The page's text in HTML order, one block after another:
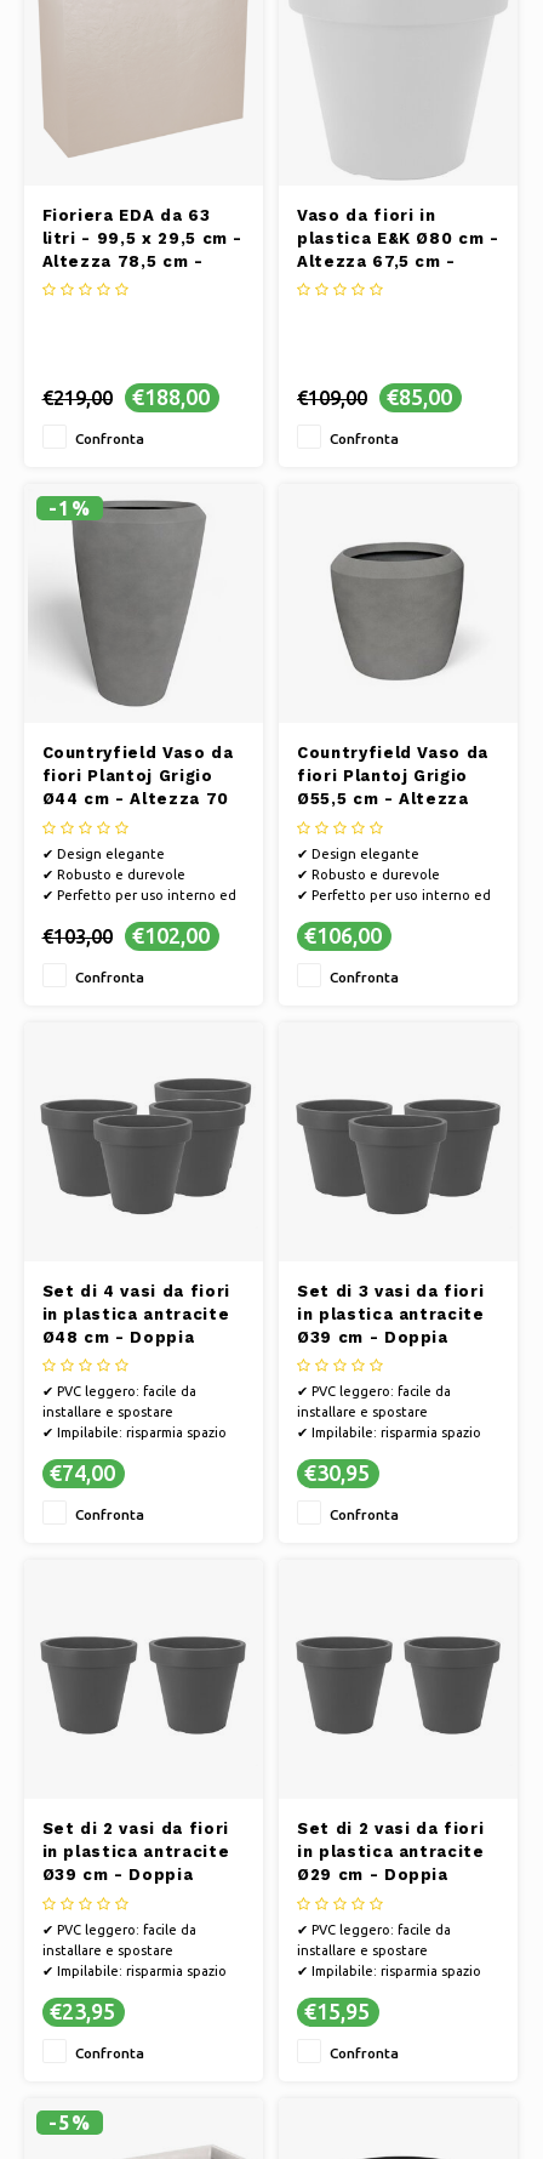
Fioriera EDA da 63
litri - 99,5 x 29,5 cm -
Altezza 78,5 cm -
Beige
€219,00 €188,00
Confronta
Vaso da fiori in
plastica E&K Ø80 cm -
Altezza 67,5 cm -
Bianco crema
€109,00 €85,00
Confronta
-1%
Countryfield Vaso da
fiori Plantoj Grigio
Ø44 cm - Altezza 70
cm
✔ Design elegante
✔ Robusto e durevole
✔ Perfetto per uso interno ed
€103,00 €102,00
Confronta
Countryfield Vaso da
fiori Plantoj Grigio
Ø55,5 cm - Altezza
48,5 cm
✔ Design elegante
✔ Robusto e durevole
✔ Perfetto per uso interno ed
€106,00
Confronta
Set di 4 vasi da fiori
in plastica antracite
Ø48 cm - Doppia
parete - Altezza 43
cm
✔ PVC leggero: facile da
installare e spostare
✔ Impilabile: risparmia spazio
altri spazi di stoccaggio
maggiore resistenza
€74,00
Confronta
Set di 3 vasi da fiori
in plastica antracite
Ø39 cm - Doppia
parete - Altezza 34
cm
✔ PVC leggero: facile da
installare e spostare
✔ Impilabile: risparmia spazio
altri spazi di stoccaggio
maggiore resistenza
€30,95
Confronta
Set di 2 vasi da fiori
in plastica antracite
Ø39 cm - Doppia
parete - Altezza 34
cm
✔ PVC leggero: facile da
installare e spostare
✔ Impilabile: risparmia spazio
altri spazi di stoccaggio
maggiore resistenza
plastica r
€23,95
Confronta
Set di 2 vasi da fiori
in plastica antracite
Ø29 cm - Doppia
parete - Altezza 26
cm
✔ PVC leggero: facile da
installare e spostare
✔ Impilabile: risparmia spazio
altri spazi di stoccaggio
maggiore resistenza
€15,95
Confronta
-5%